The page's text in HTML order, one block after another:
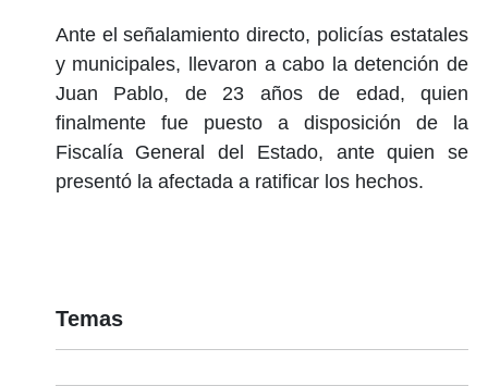
Ante el señalamiento directo, policías estatales
y municipales, llevaron a cabo la detención de
Juan Pablo, de 23 años de edad, quien
finalmente fue puesto a disposición de la
Fiscalía General del Estado, ante quien se
presentó la afectada a ratificar los hechos.
Temas